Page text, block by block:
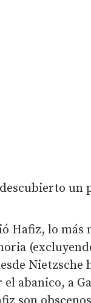
un
Hafiz, lo
abanico, a